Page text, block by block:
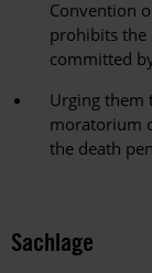
Convention
prohibits the
committed
Urging them
moratorium
the death
Sachlage